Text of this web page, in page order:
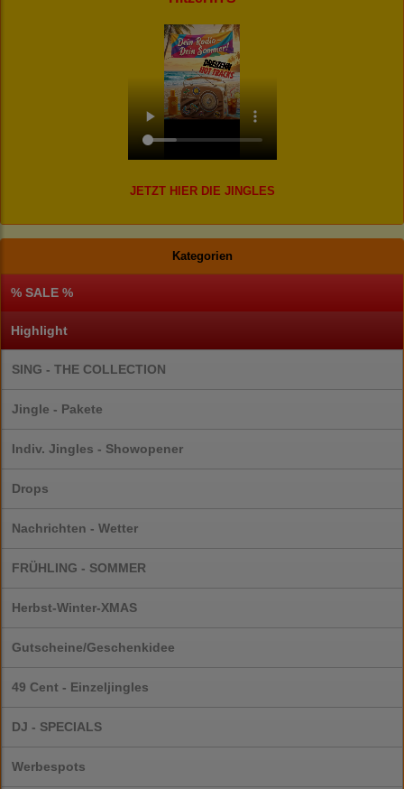
JETZT HIER DIE JINGLES
Kategorien
% SALE %
Highlight
SING - THE COLLECTION
Jingle - Pakete
Indiv. Jingles - Showopener
Drops
Nachrichten - Wetter
FRÜHLING - SOMMER
Herbst-Winter-XMAS
Gutscheine/Geschenkidee
49 Cent - Einzeljingles
DJ - SPECIALS
Werbespots